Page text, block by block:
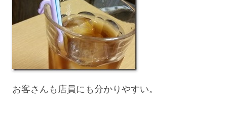
お客さんも店員にも分かりやすい。